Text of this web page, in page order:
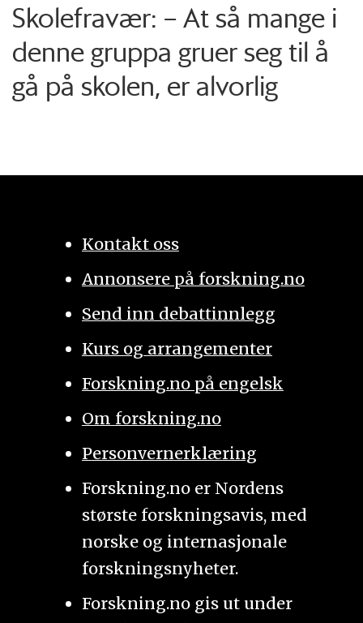
Skolefravær: – At så mange i
denne gruppa gruer seg til å
gå på skolen, er alvorlig
Kontakt oss
Annonsere på forskning.no
Send inn debattinnlegg
Kurs og arrangementer
Forskning.no på engelsk
Om forskning.no
Personvernerklæring
Forskning.no er Nordens
største forskningsavis, med
norske og internasjonale
forskningsnyheter.
Forskning.no gis ut under